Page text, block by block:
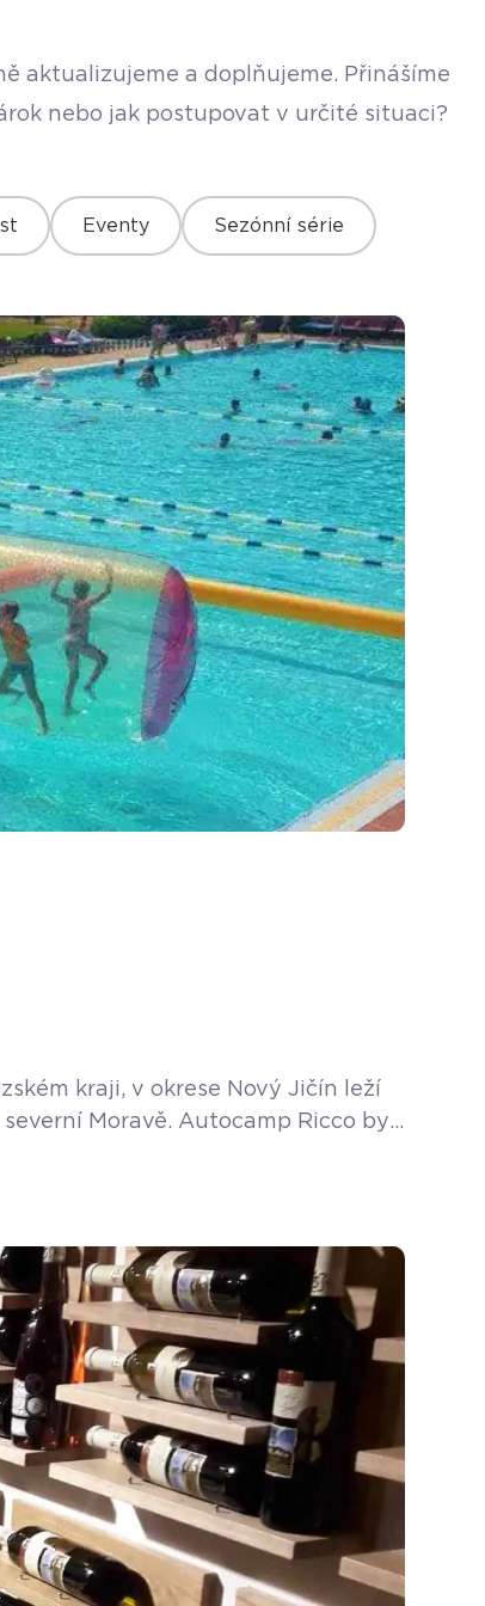
aktualizujeme a doplňujeme. Přinášíme
nebo jak postupovat v určité situaci?
Eventy Sezónní série
kraji, v okrese Nový Jičín leží
Moravě. Autocamp Ricco byl